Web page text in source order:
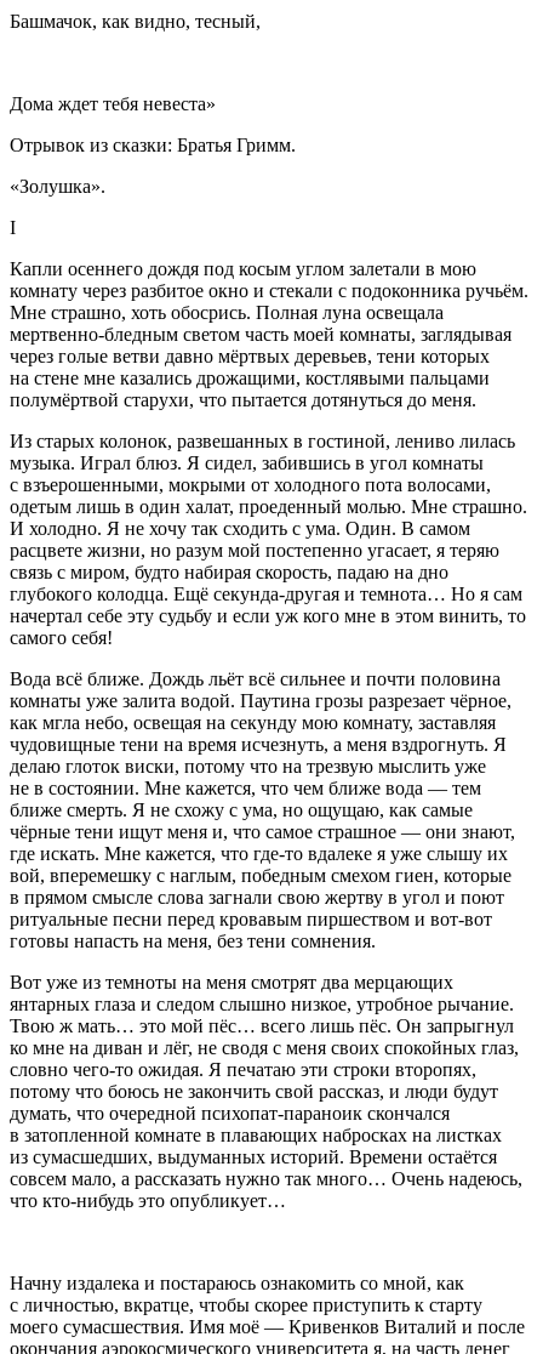
Башмачок, как видно, тесный,
Дома ждет тебя невеста»
Отрывок из сказки: Братья Гримм.
«Золушка».
I
Капли осеннего дождя под косым углом залетали в мою
комнату через разбитое окно и стекали с подоконника ручьём.
Мне страшно, хоть обосрись. Полная луна освещала
мертвенно-бледным светом часть моей комнаты, заглядывая
через голые ветви давно мёртвых деревьев, тени которых
на стене мне казались дрожащими, костлявыми пальцами
полумёртвой старухи, что пытается дотянуться до меня.
Из старых колонок, развешанных в гостиной, лениво лилась
музыка. Играл блюз. Я сидел, забившись в угол комнаты
с взъерошенными, мокрыми от холодного пота волосами,
одетым лишь в один халат, проеденный молью. Мне страшно.
И холодно. Я не хочу так сходить с ума. Один. В самом
расцвете жизни, но разум мой постепенно угасает, я теряю
связь с миром, будто набирая скорость, падаю на дно
глубокого колодца. Ещё секунда-другая и темнота… Но я сам
начертал себе эту судьбу и если уж кого мне в этом винить, то
самого себя!
Вода всё ближе. Дождь льёт всё сильнее и почти половина
комнаты уже залита водой. Паутина грозы разрезает чёрное,
как мгла небо, освещая на секунду мою комнату, заставляя
чудовищные тени на время исчезнуть, а меня вздрогнуть. Я
делаю глоток виски, потому что на трезвую мыслить уже
не в состоянии. Мне кажется, что чем ближе вода — тем
ближе смерть. Я не схожу с ума, но ощущаю, как самые
чёрные тени ищут меня и, что самое страшное — они знают,
где искать. Мне кажется, что где-то вдалеке я уже слышу их
вой, вперемешку с наглым, победным смехом гиен, которые
в прямом смысле слова загнали свою жертву в угол и поют
ритуальные песни перед кровавым пиршеством и вот-вот
готовы напасть на меня, без тени сомнения.
Вот уже из темноты на меня смотрят два мерцающих
янтарных глаза и следом слышно низкое, утробное рычание.
Твою ж мать… это мой пёс… всего лишь пёс. Он запрыгнул
ко мне на диван и лёг, не сводя с меня своих спокойных глаз,
словно чего-то ожидая. Я печатаю эти строки второпях,
потому что боюсь не закончить свой рассказ, и люди будут
думать, что очередной психопат-параноик скончался
в затопленной комнате в плавающих набросках на листках
из сумасшедших, выдуманных историй. Времени остаётся
совсем мало, а рассказать нужно так много… Очень надеюсь,
что кто-нибудь это опубликует…
Начну издалека и постараюсь ознакомить со мной, как
с личностью, вкратце, чтобы скорее приступить к старту
моего сумасшествия. Имя моё — Кривенков Виталий и после
окончания аэрокосмического университета я, на часть денег